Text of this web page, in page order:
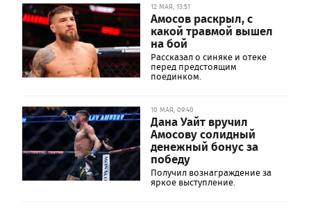
12 МАЯ, 13:51
Амосов раскрыл, с
какой травмой вышел
на бой
Рассказал о синяке и отеке
перед предстоящим
поединком.
10 МАЯ, 09:40
Дана Уайт вручил
Амосову солидный
денежный бонус за
победу
Получил вознаграждение за
яркое выступление.